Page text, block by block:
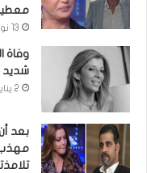
13 نوفمبر 2022
وفاة
شديد
2 يناير 2021
بعد
مهذب